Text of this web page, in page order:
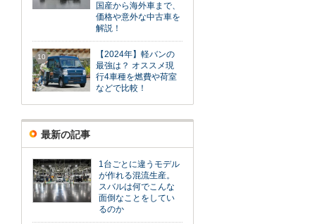
国産から海外車まで、
価格や意外な中古車を
解説！
10
【2024年】軽バンの
最強は？ オススメ現
行4車種を燃費や荷室
などで比較！
最新の記事
1台ごとに違うモデル
が作れる混流生産。
スバルは何でこんな
面倒なことをしてい
るのか